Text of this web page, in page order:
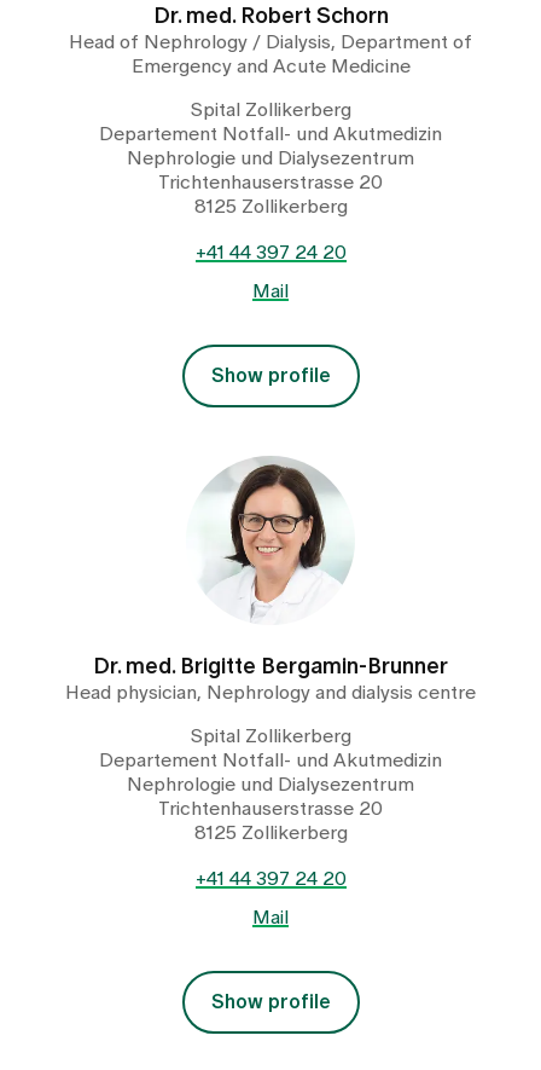
Dr. med. Robert Schorn
Head of Nephrology / Dialysis, Department of
Emergency and Acute Medicine
Spital Zollikerberg
Departement Notfall- und Akutmedizin
Nephrologie und Dialysezentrum
Trichtenhauserstrasse 20
8125 Zollikerberg
+41 44 397 24 20
Mail
Show profile
Dr. med. Brigitte Bergamin-Brunner
Head physician, Nephrology and dialysis centre
Spital Zollikerberg
Departement Notfall- und Akutmedizin
Nephrologie und Dialysezentrum
Trichtenhauserstrasse 20
8125 Zollikerberg
+41 44 397 24 20
Mail
Show profile